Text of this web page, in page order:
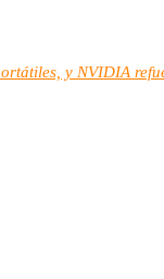
y NVIDIA